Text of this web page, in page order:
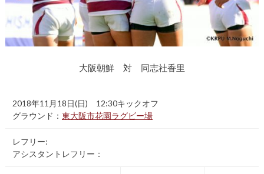
大阪朝鮮 対 同志社香里
2018年11月18日(日) 12:30キックオフ
グラウンド：東大阪市花園ラグビー場
レフリー:
アシスタントレフリー：